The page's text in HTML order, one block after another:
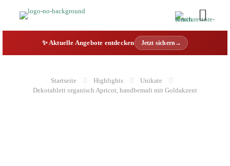
✨ Aktuelle Angebote entdecken Jetzt sichern→
Startseite Highlights
Unikate
Dekotablett organisch Apricot, handbemalt mit Goldakzent